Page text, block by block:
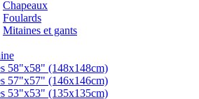
Chapeaux
Foulards
Mitaines et gants
58"x58" (148x148cm)
57"x57" (146x146cm)
53"x53" (135x135cm)